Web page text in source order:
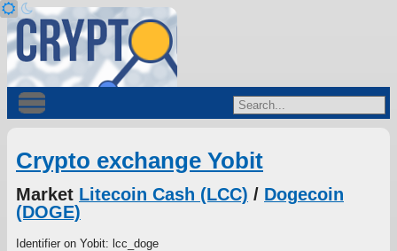
Crypto exchange Yobit
Market Litecoin Cash (LCC) / Dogecoin
(DOGE)
Identifier on Yobit: lcc_doge